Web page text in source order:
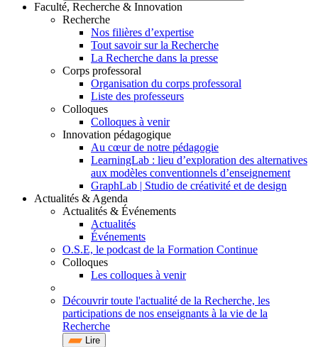
Faculté, Recherche & Innovation
Recherche
Nos filières d’expertise
Tout savoir sur la Recherche
La Recherche dans la presse
Corps professoral
Organisation du corps professoral
Liste des professeurs
Colloques
Colloques à venir
Innovation pédagogique
Au cœur de notre pédagogie
LearningLab : lieu d’exploration des alternatives
aux modèles conventionnels d’enseignement
GraphLab | Studio de créativité et de design
Actualités & Agenda
Actualités & Événements
Actualités
Événements
O.S.E, le podcast de la Formation Continue
Colloques
Les colloques à venir
Découvrir toute l'actualité de la Recherche, les
participations de nos enseignants à la vie de la
Recherche
Lire